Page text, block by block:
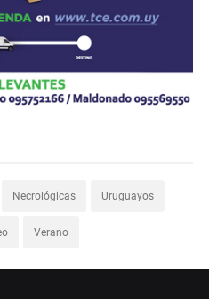
Necrológicas Uruguayos
Verano